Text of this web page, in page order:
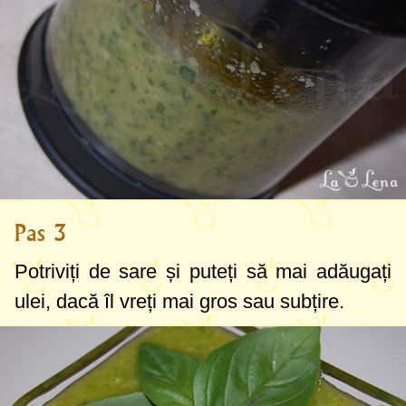
Pas 3
Potriviți de sare și puteți să mai adăugați
ulei, dacă îl vreți mai gros sau subțire.